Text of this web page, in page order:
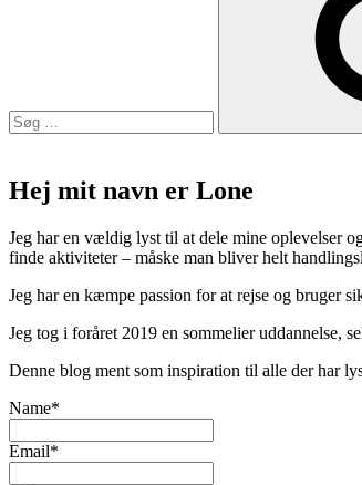
Hej mit navn er Lone
Jeg har en vældig lyst til at dele mine oplevelser
finde aktiviteter – måske man bliver helt
Jeg har en kæmpe passion for at rejse og bruger
Jeg tog i foråret 2019 en sommelier uddannelse,
Denne blog ment som inspiration til alle der har
Name*
Email*